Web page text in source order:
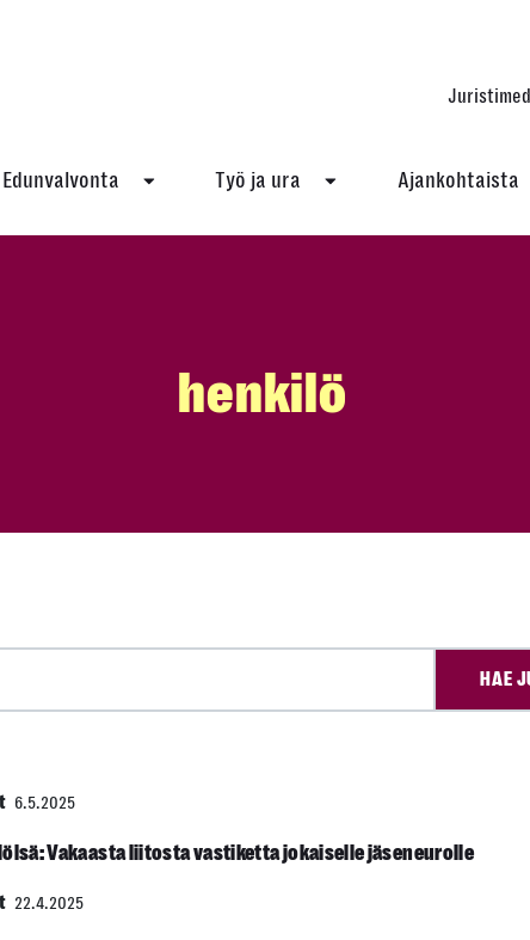
Edunvalvonta Työ ja ura Ajankohtaista
henkilö
HAE
6.5.2025
Vakaasta liitosta vastiketta jokaiselle jäseneurolle
22.4.2025